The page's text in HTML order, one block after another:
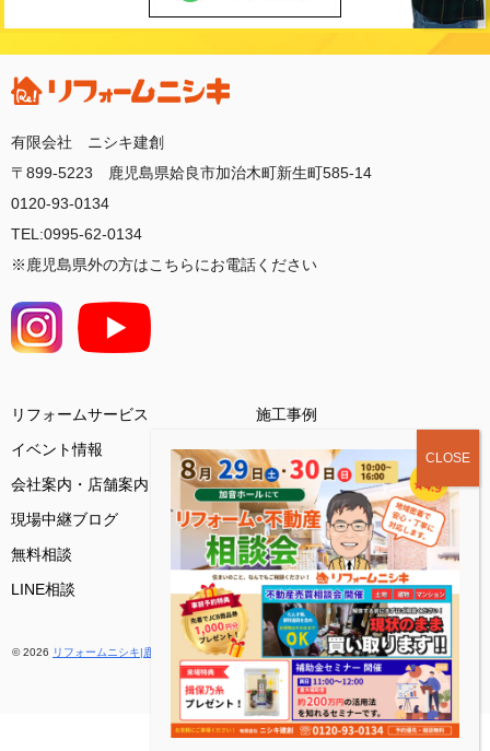
有限会社 ニシキ建創
〒899-5223 鹿児島県姶良市加治木町新生町585-14
0120-93-0134
TEL:0995-62-0134
※鹿児島県外の方はこちらにお電話ください
リフォームサービス
施工事例
イベント情報
会社案内・店舗案内
お客様の声
現場中継ブログ
基礎知識コラム
無料相談
ご来店予約
LINE相談
© 2026 リフォームニシキ|鹿児島（姶良市・霧島市）創業48年の地域密着. All rights reserved.
ホームページ制作by